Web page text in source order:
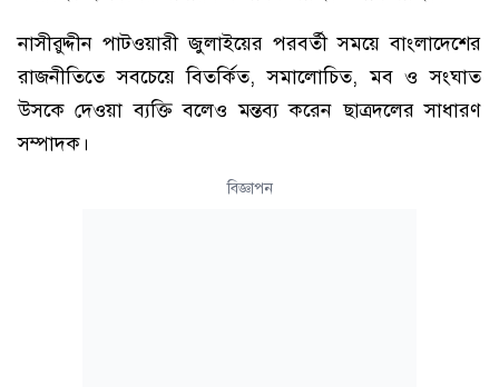
নাসীরুদ্দীন পাটওয়ারী জুলাইয়ের পরবর্তী সময়ে বাংলাদেশের
রাজনীতিতে সবচেয়ে বিতর্কিত, সমালোচিত, মব ও সংঘাত
উসকে দেওয়া ব্যক্তি বলেও মন্তব্য করেন ছাত্রদলের সাধারণ
সম্পাদক।
বিজ্ঞাপন